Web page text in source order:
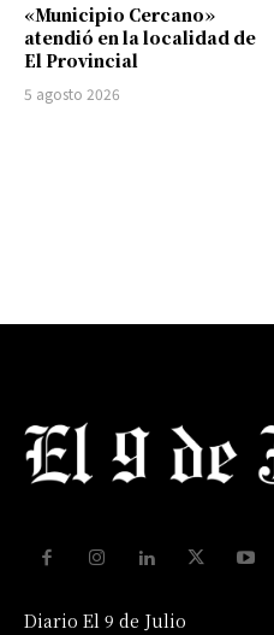
«Municipio Cercano»
atendió en la localidad de
El Provincial
5 agosto 2026
Diario El 9 de Julio